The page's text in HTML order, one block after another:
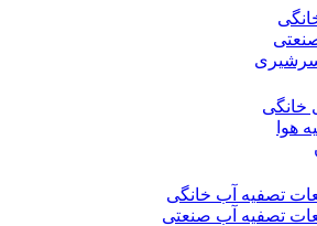
خانگی
هوا
تصفیه آب خانگی
تصفیه آب صنعتی